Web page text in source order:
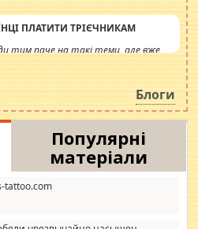
ПЛАТИТИ ТРІЄЧНИКАМ
тим паче на такі теми, але вже
сьогоднішні інсенуації
питання. Штучно
соціальна катастрофа.
Блоги
Популярні
матеріали
tattoo.com